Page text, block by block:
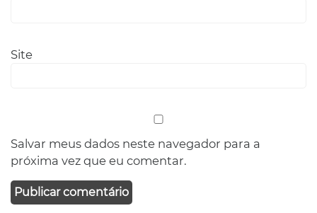
Site
Salvar meus dados neste navegador para a
próxima vez que eu comentar.